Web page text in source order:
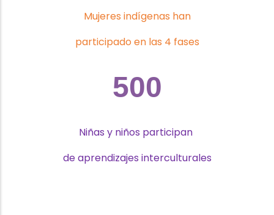
Mujeres indígenas han
participado en las 4 fases
500
Niñas y niños participan
de aprendizajes interculturales